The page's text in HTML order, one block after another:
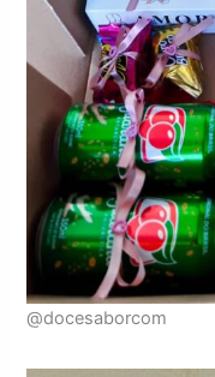
@docesaborcom